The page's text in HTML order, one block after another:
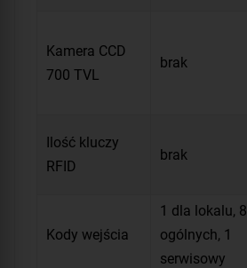
Kamera CCD
700 TVL
brak
Ilość kluczy
RFID
brak
Kody wejścia
1 dla lokalu, 8
ogólnych, 1
serwisowy